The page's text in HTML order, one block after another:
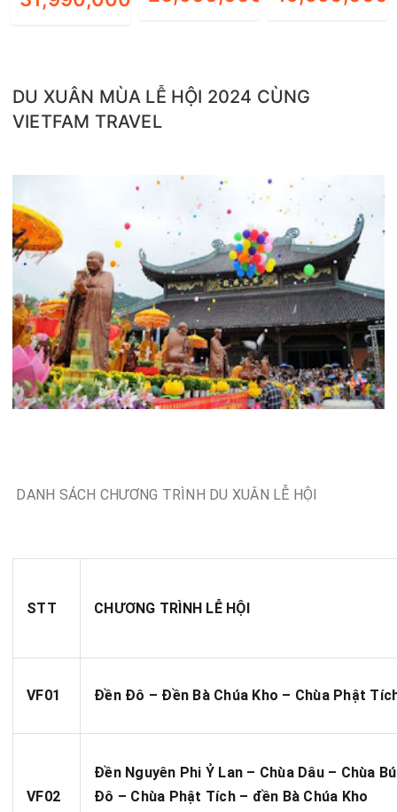
DU XUÂN MÙA LỄ HỘI 2024 CÙNG
VIETFAM TRAVEL
DANH SÁCH CHƯƠNG TRÌNH DU XUÂN LỄ HỘI
STT CHƯƠNG TRÌNH LỄ HỘI
VF01 Đền Đô – Đền Bà Chúa Kho – Chùa Phật
VF02
Đền Nguyên Phi Ỷ Lan – Chùa Dâu – Chùa
Đô – Chùa Phật Tích – đền Bà Chúa Kho